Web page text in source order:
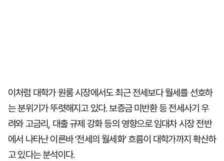
이처럼 대학가 원룸 시장에서도 최근 전세보다 월세를 선호하
는 분위기가 뚜렷해지고 있다. 보증금 미반환 등 전세사기 우
려와 고금리, 대출 규제 강화 등의 영향으로 임대차 시장 전반
에서 나타난 이른바 '전세의 월세화' 흐름이 대학가까지 확산하
고 있다는 분석이다.